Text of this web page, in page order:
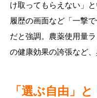
け取ってもらえない」
履歴の画面など「一撃
だと強調。農薬使用量
の健康効果の誇張など、
「選ぶ自由」